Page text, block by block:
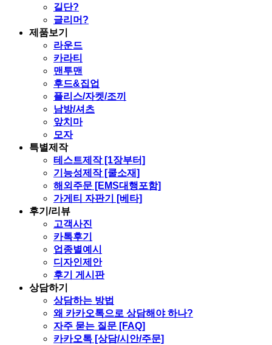
길단?
글리머?
제품보기
라운드
카라티
맨투맨
후드&집업
플리스/자켓/조끼
남방/셔츠
앞치마
모자
특별제작
테스트제작 [1장부터]
기능성제작 [쿨소재]
해외주문 [EMS대행포함]
가게티 자판기 [베타]
후기/리뷰
고객사진
카톡후기
업종별예시
디자인제안
후기 게시판
상담하기
상담하는 방법
왜 카카오톡으로 상담해야 하나?
자주 묻는 질문 [FAQ]
카카오톡 [상담/시안/주문]